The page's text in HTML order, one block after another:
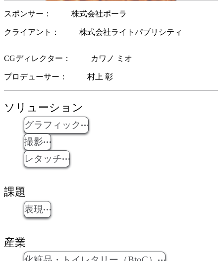
スポンサー 株式会社ポーラ
クライアント 株式会社ライトパブリシティ
CGディレクター カワノ ミオ
プロデューサー 村上 彰
ソリューション
グラフィック
撮影
レタッチ
課題
表現
産業